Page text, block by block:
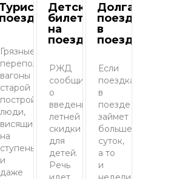
в
Туристический
поезд в Индии
Грязные
переполненные
вагоны
старой
постройки,
люди,
висящие
на
ступеньках
и
даже
Детские
билеты
на
поезд
РЖД
сообщили
о
введении
летней
скидки
для
детей.
Речь
Долгая
поездка
в
поезде
Если
поездка
в
поезде
займет
больше
суток,
а то
и